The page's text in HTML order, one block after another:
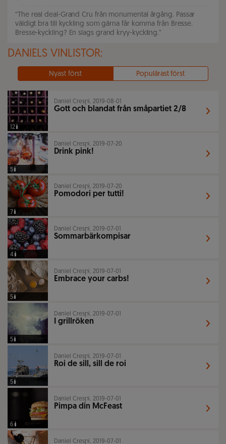
DANIELS VINLISTOR:
Nyast först Populärast först
12
Daniel Crespi, 2019-08-01
Gott och blandat från småpartiet 2/8
5
Daniel Crespi, 2019-07-20
Drink pink!
7
Daniel Crespi, 2019-07-20
Pomodori per tutti!
4
Daniel Crespi, 2019-07-01
Sommarbärkompisar
5
Daniel Crespi, 2019-07-01
Embrace your carbs!
5
Daniel Crespi, 2019-07-01
I grillröken
5
Daniel Crespi, 2019-07-01
Roi de sill, sill de roi
6
Daniel Crespi, 2019-07-01
Pimpa din McFeast
Daniel Crespi, 2019-07-01
“ The real deal-Grand Cru från monumental årgång. Passar
väldigt bra till kyckling som gärna får komma från Bresse.
Bresse-kyckling? En slags grand kryy-kyckling.”